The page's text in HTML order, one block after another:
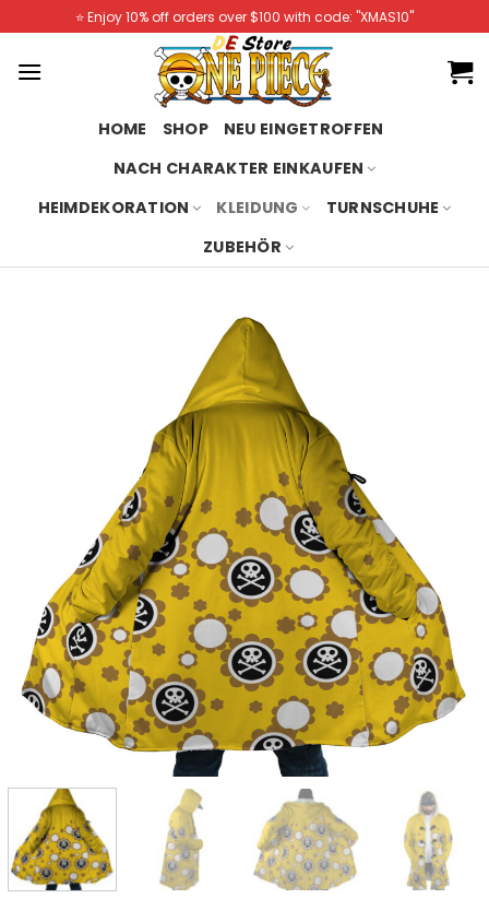
to
content
⭐️ Enjoy 10% off orders over $100 with code: "XMAS10"
HOME SHOP
NEU EINGETROFFEN
NACH CHARAKTER EINKAUFEN
HEIMDEKORATION
KLEIDUNG
TURNSCHUHE
ZUBEHÖR